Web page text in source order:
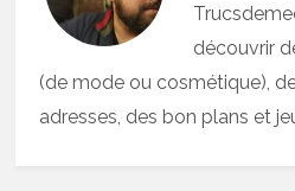
découvrir
(de mode ou cosmétique),
adresses, des bon plans et